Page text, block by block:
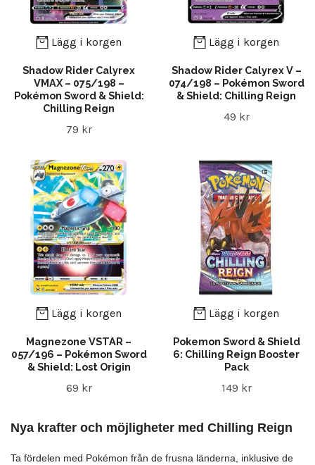
Lägg i korgen
Shadow Rider Calyrex
VMAX – 075/198 –
Pokémon Sword & Shield:
Chilling Reign
79 kr
Lägg i korgen
Shadow Rider Calyrex V –
074/198 – Pokémon Sword
& Shield: Chilling Reign
49 kr
Lägg i korgen
Magnezone VSTAR –
057/196 – Pokémon Sword
& Shield: Lost Origin
69 kr
Lägg i korgen
Pokemon Sword & Shield
6: Chilling Reign Booster
Pack
149 kr
Nya krafter och möjligheter med Chilling Reign
Ta fördelen med Pokémon från de frusna länderna, inklusive de